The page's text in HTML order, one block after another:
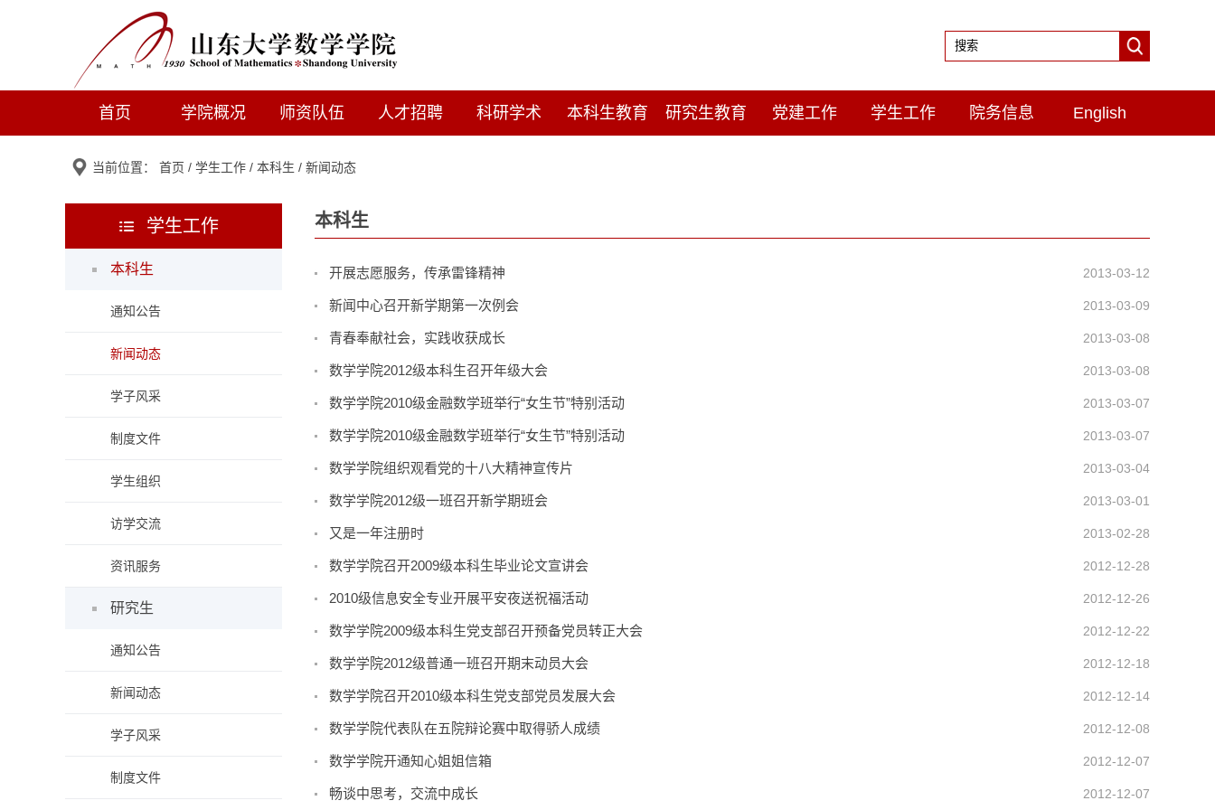
首页 学院概况 师资队伍 人才招聘 科研学术 本科生教育 研究生教育 党建工作 学生工作 院务信息 English
当前位置： 首页 / 学生工作 / 本科生 / 新闻动态
学生工作
本科生
通知公告
新闻动态
学子风采
制度文件
学生组织
访学交流
资讯服务
研究生
通知公告
新闻动态
学子风采
制度文件
本科生
开展志愿服务，传承雷锋精神 2013-03-12
新闻中心召开新学期第一次例会 2013-03-09
青春奉献社会，实践收获成长 2013-03-08
数学学院2012级本科生召开年级大会 2013-03-08
数学学院2010级金融数学班举行“女生节”特别活动 2013-03-07
数学学院2010级金融数学班举行“女生节”特别活动 2013-03-07
数学学院组织观看党的十八大精神宣传片 2013-03-04
数学学院2012级一班召开新学期班会 2013-03-01
又是一年注册时 2013-02-28
数学学院召开2009级本科生毕业论文宣讲会 2012-12-28
2010级信息安全专业开展平安夜送祝福活动 2012-12-26
数学学院2009级本科生党支部召开预备党员转正大会 2012-12-22
数学学院2012级普通一班召开期末动员大会 2012-12-18
数学学院召开2010级本科生党支部党员发展大会 2012-12-14
数学学院代表队在五院辩论赛中取得骄人成绩 2012-12-08
数学学院开通知心姐姐信箱 2012-12-07
畅谈中思考，交流中成长 2012-12-07